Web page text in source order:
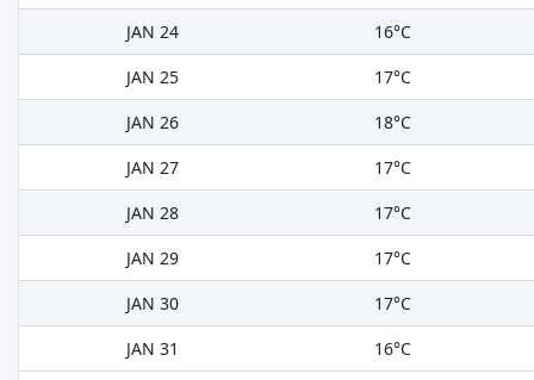
JAN 24
16°C
JAN 25
17°C
JAN 26
18°C
JAN 27
17°C
JAN 28
17°C
JAN 29
17°C
JAN 30
17°C
JAN 31
16°C